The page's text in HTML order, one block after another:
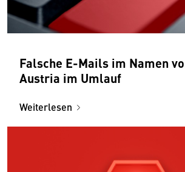
Falsche E-Mails im Namen
Austria im Umlauf
Weiterlesen